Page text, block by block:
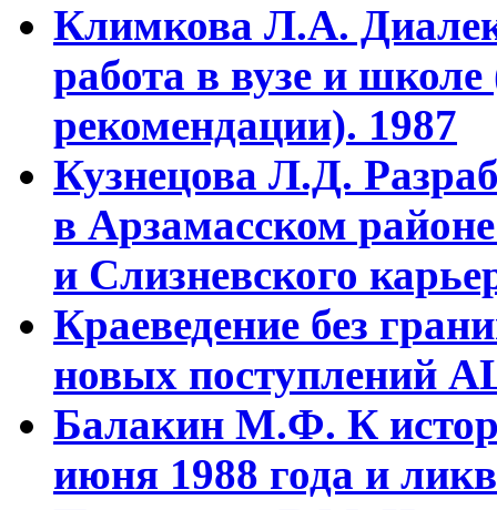
Климкова Л.А.
работа в вузе и
рекомендации). 1987
Кузнецова Л.Д.
в Арзамасском
и Слизневского
Краеведение без
новых поступлений
Балакин М.Ф. К
июня 1988 года и